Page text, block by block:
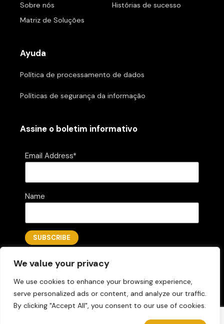
We value your privacy
We use cookies to enhance your browsing experience,
serve personalized ads or content, and analyze our traffic.
By clicking "Accept All", you consent to our use of cookies.
Sobre nós
Matriz de Soluções
Histórias de sucesso
Ayuda
Política de processamento de dados
Políticas de segurança da informação
Assine o boletim informativo
Email Address*
Name
Questions? Let's Chat